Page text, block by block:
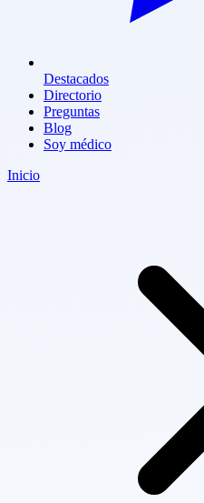
Destacados
Directorio
Preguntas
Blog
Soy médico
Inicio